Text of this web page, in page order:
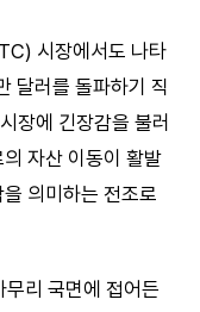
시장에서도 나타
달러를 돌파하기 직
장에 긴장감을 불러
자산 이동이 활발
의미하는 전조로
리 국면에 접어든